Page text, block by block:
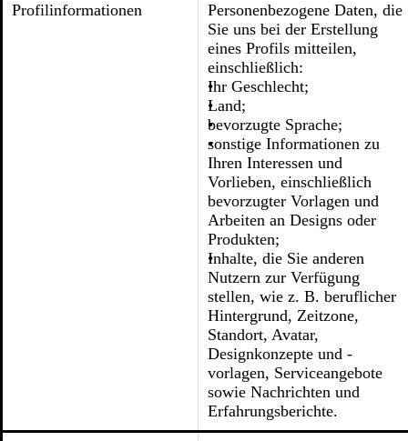
Profilinformationen
Personenbezogene Daten, die
Sie uns bei der Erstellung
eines Profils mitteilen,
einschließlich:
Ihr Geschlecht;
Land;
bevorzugte Sprache;
sonstige Informationen zu
Ihren Interessen und
Vorlieben, einschließlich
bevorzugter Vorlagen und
Arbeiten an Designs oder
Produkten;
Inhalte, die Sie anderen
Nutzern zur Verfügung
stellen, wie z. B. beruflicher
Hintergrund, Zeitzone,
Standort, Avatar,
Designkonzepte und -
vorlagen, Serviceangebote
sowie Nachrichten und
Erfahrungsberichte.